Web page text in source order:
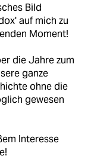
Bild
auf mich zu
Moment!
die Jahre zum
ganze
ohne die
gewesen
Interesse